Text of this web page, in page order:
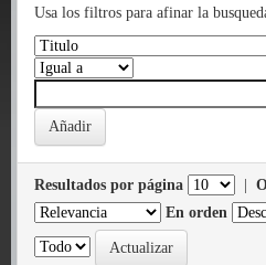
Usa los filtros para afinar la
Resultados por página
En orden